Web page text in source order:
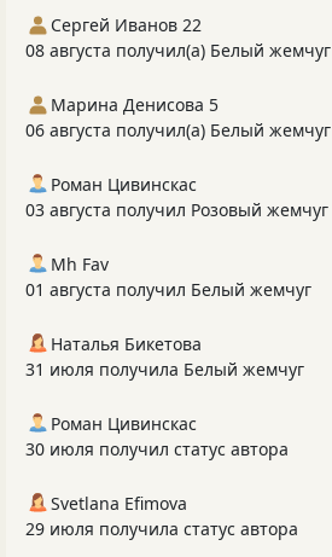
Сергей Иванов 22
08 августа получил(а) Белый жемчуг
Марина Денисова 5
06 августа получил(а) Белый жемчуг
Роман Цивинскас
03 августа получил Розовый жемчуг
Mh Fav
01 августа получил Белый жемчуг
Наталья Бикетова
31 июля получила Белый жемчуг
Роман Цивинскас
30 июля получил статус автора
Svetlana Efimova
29 июля получила статус автора